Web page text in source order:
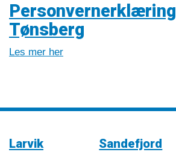
Personvernerklæring
Tønsberg
Les mer her
Larvik Sandefjord